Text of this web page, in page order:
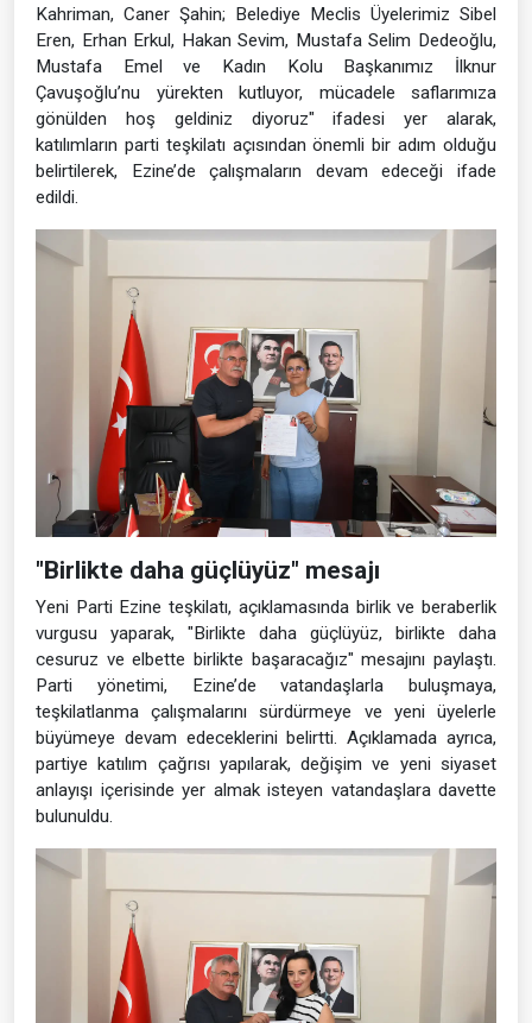
Kahriman, Caner Şahin; Belediye Meclis Üyelerimiz Sibel
Eren, Erhan Erkul, Hakan Sevim, Mustafa Selim Dedeoğlu,
Mustafa Emel ve Kadın Kolu Başkanımız İlknur
Çavuşoğlu’nu yürekten kutluyor, mücadele saflarımıza
gönülden hoş geldiniz diyoruz" ifadesi yer alarak,
katılımların parti teşkilatı açısından önemli bir adım olduğu
belirtilerek, Ezine’de çalışmaların devam edeceği ifade
edildi.
"Birlikte daha güçlüyüz" mesajı
Yeni Parti Ezine teşkilatı, açıklamasında birlik ve beraberlik
vurgusu yaparak, "Birlikte daha güçlüyüz, birlikte daha
cesuruz ve elbette birlikte başaracağız" mesajını paylaştı.
Parti yönetimi, Ezine’de vatandaşlarla buluşmaya,
teşkilatlanma çalışmalarını sürdürmeye ve yeni üyelerle
büyümeye devam edeceklerini belirtti. Açıklamada ayrıca,
partiye katılım çağrısı yapılarak, değişim ve yeni siyaset
anlayışı içerisinde yer almak isteyen vatandaşlara davette
bulunuldu.